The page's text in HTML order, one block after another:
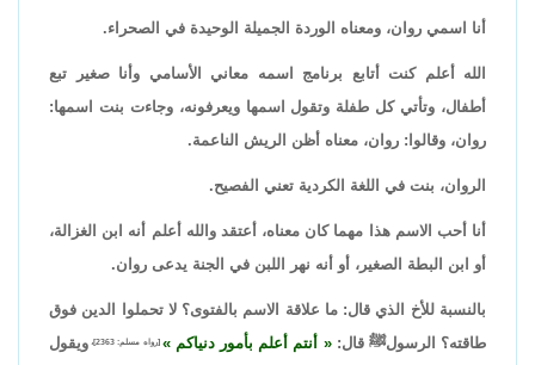
أنا اسمي روان، ومعناه الوردة الجميلة الوحيدة في الصحراء.
الله أعلم كنت أتابع برنامج اسمه معاني الأسامي وأنا صغير تبع
أطفال، وتأتي كل طفلة وتقول اسمها ويعرفونه، وجاءت بنت اسمها:
روان، وقالوا: روان، معناه أظن الريش الناعمة.
الروان، بنت في اللغة الكردية تعني الفصيح.
أنا أحب الاسم هذا مهما كان معناه، أعتقد والله أعلم أنه ابن الغزالة،
أو ابن البطة الصغير، أو أنه نهر اللبن في الجنة يدعى روان.
بالنسبة للأخ الذي قال: ما علاقة الاسم بالفتوى؟ لا تحملوا الدين فوق
طاقته؟ الرسولﷺ قال:
أنتم أعلم بأمور دنياكم [رواه مسلم: 2363]،
ويقول